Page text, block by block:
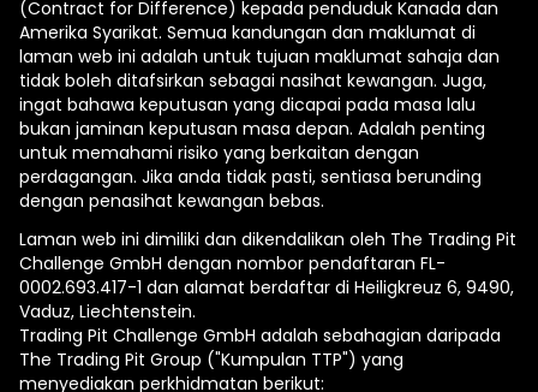
(Contract for Difference) kepada penduduk Kanada dan
Amerika Syarikat. Semua kandungan dan maklumat di
laman web ini adalah untuk tujuan maklumat sahaja dan
tidak boleh ditafsirkan sebagai nasihat kewangan. Juga,
ingat bahawa keputusan yang dicapai pada masa lalu
bukan jaminan keputusan masa depan. Adalah penting
untuk memahami risiko yang berkaitan dengan
perdagangan. Jika anda tidak pasti, sentiasa berunding
dengan penasihat kewangan bebas.
Laman web ini dimiliki dan dikendalikan oleh The Trading Pit
Challenge GmbH dengan nombor pendaftaran FL-
0002.693.417-1 dan alamat berdaftar di Heiligkreuz 6, 9490,
Vaduz, Liechtenstein.
Trading Pit Challenge GmbH adalah sebahagian daripada
The Trading Pit Group ("Kumpulan TTP") yang
menyediakan perkhidmatan berikut: